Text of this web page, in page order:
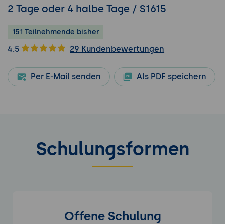
2 Tage oder 4 halbe Tage / S1615
151 Teilnehmende bisher
4.5 29 Kundenbewertungen
Per E-Mail senden Als PDF speichern
Schulungsformen
Offene Schulung